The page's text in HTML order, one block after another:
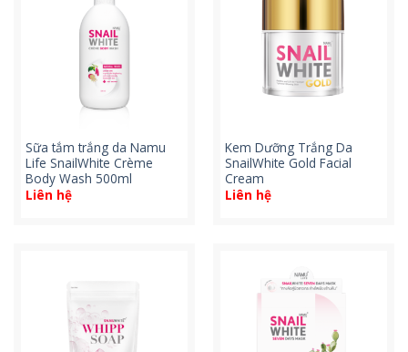
Sữa tắm trắng da Namu
Life SnailWhite Crème
Body Wash 500ml
Liên hệ
Kem Dưỡng Trắng Da
SnailWhite Gold Facial
Cream
Liên hệ